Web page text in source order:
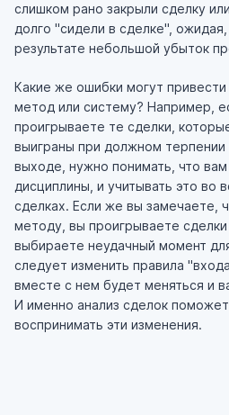
слишком рано закрыли сделку
долго "сидели в сделке",
результате небольшой убыток
Какие же ошибки могут
метод или систему? Например,
проигрываете те сделки,
выиграны при должном
выходе, нужно понимать, что
дисциплины, и учитывать это во
сделках. Если же вы замечаете,
методу, вы проигрываете сделки
выбираете неудачный момент
следует изменить правила
вместе с нем будет меняться и
И именно анализ сделок
воспринимать эти изменения.